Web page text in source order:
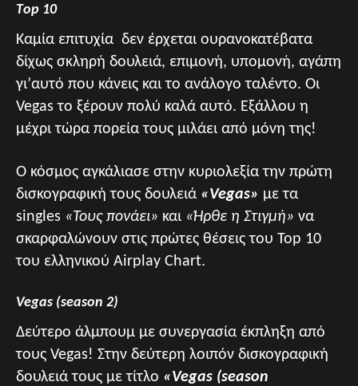
Τop 10
Καμία επιτυχία δεν έρχεται ουρανοκατέβατα
δίχως σκληρή δουλειά, επιμονή, υπομονή, αγάπη
γι’αυτό που κάνεις και το ανάλογο ταλέντο. Οι
Vegas το ξέρουν πολύ καλά αυτό. Εξάλλου η
μέχρι τώρα πορεία τους μιλάει από μόνη της!
Ο κόσμος αγκάλιασε στην κυριολεξία την πρώτη
δισκογραφική τους δουλειά «Vegas» με τα
singles «Τους πονάει» και «Ήρθε η Στιγμή» να
σκαρφαλώνουν στις πρώτες θέσεις του Top 10
του ελληνικού Airplay Chart.
Vegas (season 2)
Δεύτερο άλμπουμ με συνεργασία έκπληξη από
τους Vegas! Στην δεύτερη λοιπόν δισκογραφική
δουλειά τους με τίτλο «Vegas (season